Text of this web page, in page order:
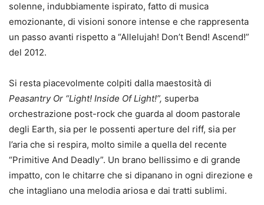
solenne, indubbiamente ispirato, fatto di musica
emozionante, di visioni sonore intense e che rappresenta
un passo avanti rispetto a “Allelujah! Don’t Bend! Ascend!”
del 2012.
Si resta piacevolmente colpiti dalla maestosità di
Peasantry Or “Light! Inside Of Light!”, superba
orchestrazione post-rock che guarda al doom pastorale
degli Earth, sia per le possenti aperture del riff, sia per
l’aria che si respira, molto simile a quella del recente
“Primitive And Deadly”. Un brano bellissimo e di grande
impatto, con le chitarre che si dipanano in ogni direzione e
che intagliano una melodia ariosa e dai tratti sublimi.